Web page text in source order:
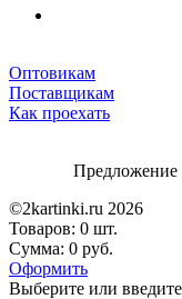
Оптовикам
Поставщикам
Как проехать
Предложение
©2kartinki.ru 2026
Товаров: 0 шт.
Сумма: 0 руб.
Оформить
Выберите или